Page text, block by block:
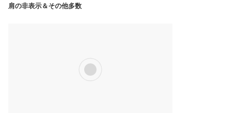
肩の非表示＆その他多数